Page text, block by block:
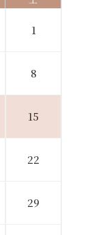
1
8
15
22
29